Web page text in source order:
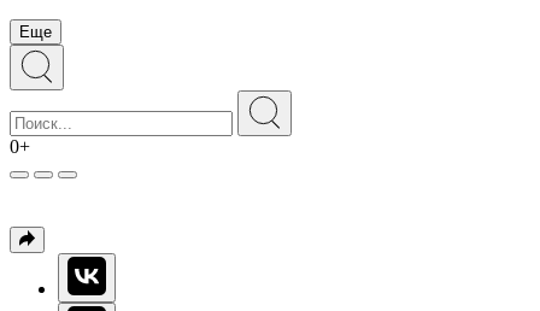
Еще
0+